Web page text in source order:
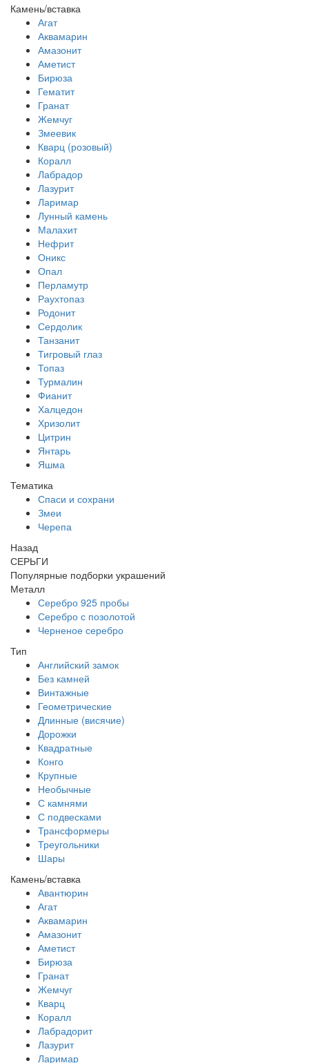
Камень/вставка
Агат
Аквамарин
Амазонит
Аметист
Бирюза
Гематит
Гранат
Жемчуг
Змеевик
Кварц (розовый)
Коралл
Лабрадор
Лазурит
Ларимар
Лунный камень
Малахит
Нефрит
Оникс
Опал
Перламутр
Раухтопаз
Родонит
Сердолик
Танзанит
Тигровый глаз
Топаз
Турмалин
Фианит
Халцедон
Хризолит
Цитрин
Янтарь
Яшма
Тематика
Спаси и сохрани
Змеи
Черепа
Назад
СЕРЬГИ
Популярные подборки украшений
Металл
Серебро 925 пробы
Серебро с позолотой
Черненое серебро
Тип
Английский замок
Без камней
Винтажные
Геометрические
Длинные (висячие)
Дорожки
Квадратные
Конго
Крупные
Необычные
С камнями
С подвесками
Трансформеры
Треугольники
Шары
Камень/вставка
Авантюрин
Агат
Аквамарин
Амазонит
Аметист
Бирюза
Гранат
Жемчуг
Кварц
Коралл
Лабрадорит
Лазурит
Ларимар